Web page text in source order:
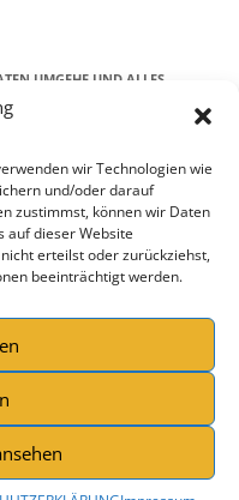
wir Technologien wie
und/oder darauf
zustimmst, können wir Daten
auf dieser Website
erteilst oder zurückziehst,
beeinträchtigt werden.
UMGEHE UND ALLES
von WordPress